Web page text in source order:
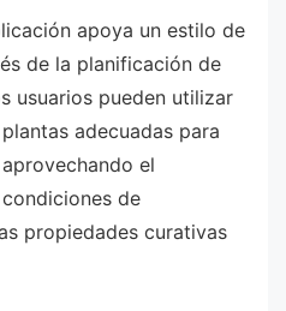
apoya un estilo de
de la planificación de
usuarios pueden utilizar
adecuadas para
el
de
propiedades curativas